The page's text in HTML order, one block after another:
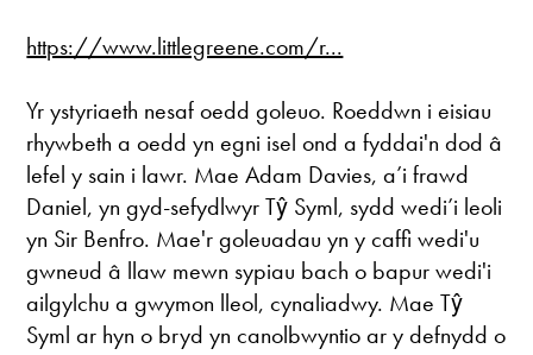
https://www.littlegreene.com/r...
Yr ystyriaeth nesaf oedd goleuo. Roeddwn i eisiau
rhywbeth a oedd yn egni isel ond a fyddai'n dod â
lefel y sain i lawr. Mae Adam Davies, a’i frawd
Daniel, yn gyd-sefydlwyr Tŷ Syml, sydd wedi’i leoli
yn Sir Benfro. Mae'r goleuadau yn y caffi wedi'u
gwneud â llaw mewn sypiau bach o bapur wedi'i
ailgylchu a gwymon lleol, cynaliadwy. Mae Tŷ
Syml ar hyn o bryd yn canolbwyntio ar y defnydd o